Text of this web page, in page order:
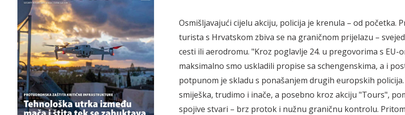
Osmišljavajući cijelu akciju, policija je krenula – od početka.
turista s Hrvatskom zbiva se na graničnom prijelazu –
cesti ili aerodromu. "Kroz poglavlje 24. u pregovorima s EU-
maksimalno smo uskladili propise sa schengenskima, a i
potpunom je skladu s ponašanjem drugih europskih
smiješka, trudimo i inače, a posebno kroz akciju "Tours",
spojive stvari – brz protok i nužnu graničnu kontrolu.